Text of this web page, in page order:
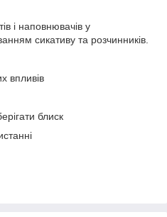
і наповнювачів у
сикативу та розчинників.
впливів
блиск